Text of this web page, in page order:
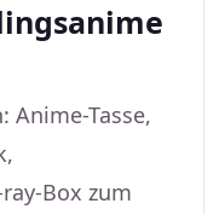
Anime-Tasse,
Box zum